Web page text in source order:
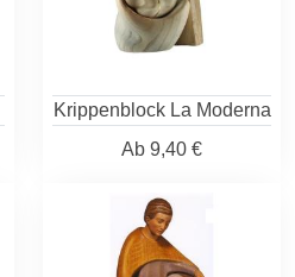
Krippenblock La Moderna
Ab 9,40 €